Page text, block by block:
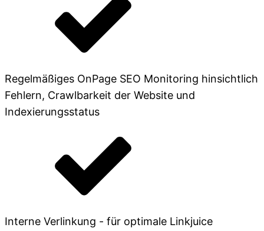
Regelmäßiges OnPage SEO Monitoring hinsichtlich
Fehlern, Crawlbarkeit der Website und
Indexierungsstatus
Interne Verlinkung - für optimale Linkjuice